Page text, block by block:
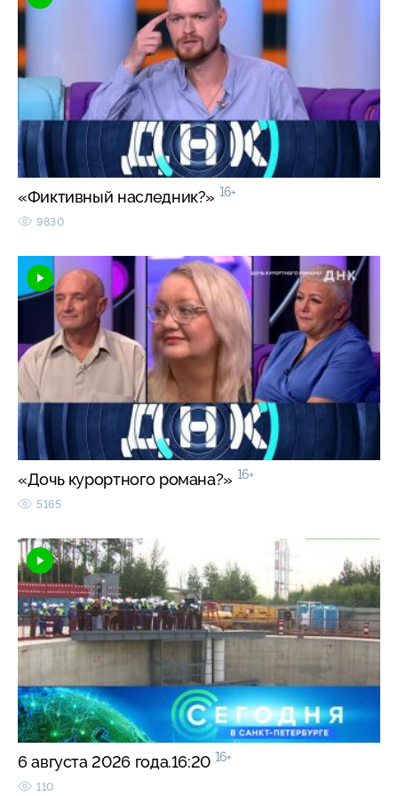
«Фиктивный наследник?» 16+
9830
«Дочь курортного романа?» 16+
5165
6 августа 2026 года.16:20 16+
110